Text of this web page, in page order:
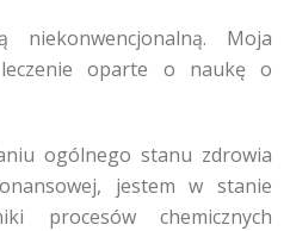
niekonwencjonalną. Moja
oparte o naukę o
ogólnego stanu zdrowia
jestem w stanie
procesów chemicznych